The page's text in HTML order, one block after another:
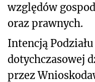
względów
oraz prawnych.
Intencją
dotychczasowej
przez